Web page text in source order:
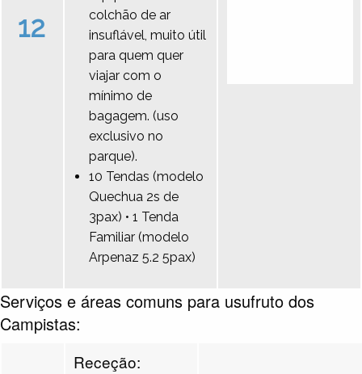
12
colchão de ar
insuflável, muito útil
para quem quer
viajar com o
mínimo de
bagagem. (uso
exclusivo no
parque).
10 Tendas (modelo
Quechua 2s de
3pax) • 1 Tenda
Familiar (modelo
Arpenaz 5.2 5pax)
Serviços e áreas comuns para usufruto dos
Campistas:
Receção: